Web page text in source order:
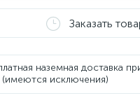
Заказать
наземная доставка
(имеются исключения)